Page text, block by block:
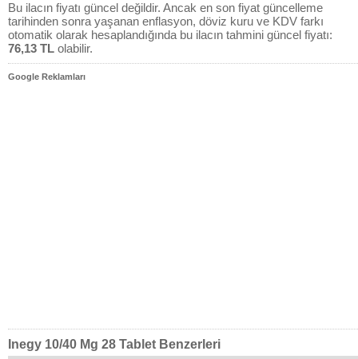
Bu ilacın fiyatı güncel değildir. Ancak en son fiyat güncelleme
tarihinden sonra yaşanan enflasyon, döviz kuru ve KDV farkı
otomatik olarak hesaplandığında bu ilacın tahmini güncel fiyatı:
76,13 TL olabilir.
Google Reklamları
Inegy 10/40 Mg 28 Tablet Benzerleri